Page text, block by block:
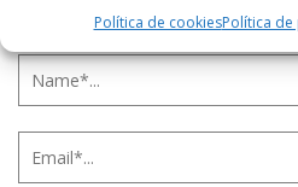
Política de cookiesPolítica